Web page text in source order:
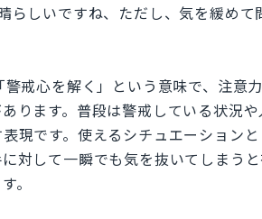
しいですね、ただし、気を緩めて
戒心を解く」という意味で、注意
ります。普段は警戒している状況や
現です。使えるシチュエーション
対して一瞬でも気を抜いてしまう
。